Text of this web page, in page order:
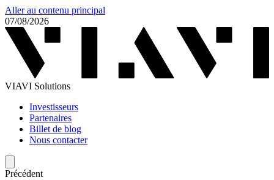
Aller au contenu principal
07/08/2026
VIAVI Solutions
Investisseurs
Partenaires
Billet de blog
Nous contacter
Précédent